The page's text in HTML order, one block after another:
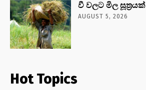
වී වලට මිල සූත්‍රයක්
AUGUST 5, 2026
Hot Topics